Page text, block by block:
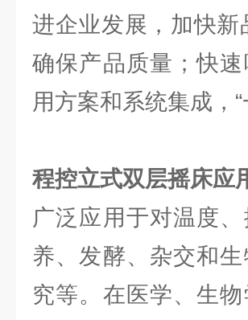
进企业发展，加快
确保产品质量；快
用方案和系统集成，
程控立式双层摇床应
广泛应用于对温度
养、发酵、杂交和
究等。在医学、生